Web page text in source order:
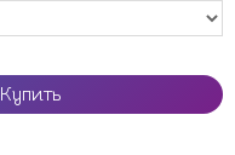
Купить